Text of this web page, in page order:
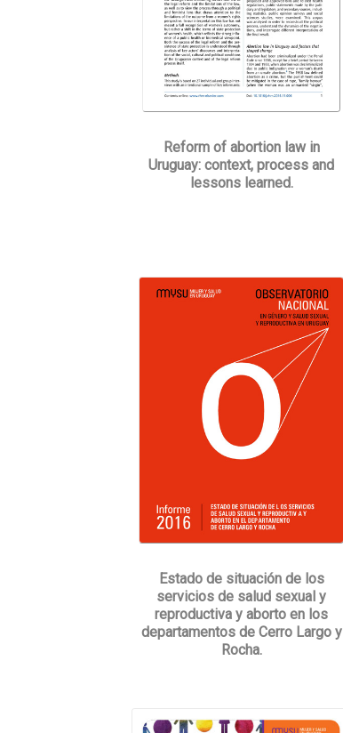
Reform of abortion law in
Uruguay: context, process and
lessons learned.
Estado de situación de los
servicios de salud sexual y
reproductiva y aborto en los
departamentos de Cerro Largo y
Rocha.